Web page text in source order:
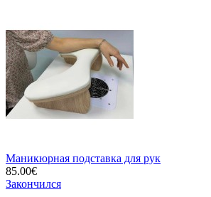
Маникюрная подставка для рук
85.00€
Закончился